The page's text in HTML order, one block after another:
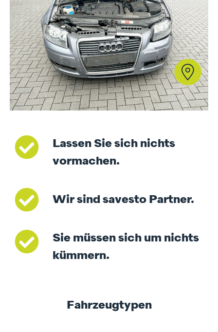
Lassen Sie sich nichts
vormachen.
Wir sind savesto Partner.
Sie müssen sich um nichts
kümmern.
Fahrzeugtypen